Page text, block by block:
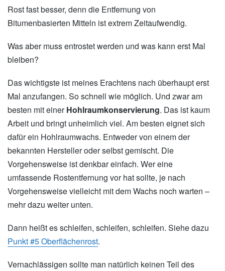
Rost fast besser, denn die Entfernung von
Bitumenbasierten Mitteln ist extrem Zeitaufwendig.
Was aber muss entrostet werden und was kann erst Mal
bleiben?
Das wichtigste ist meines Erachtens nach überhaupt erst
Mal anzufangen. So schnell wie möglich. Und zwar am
besten mit einerHohlraumkonservierung. Das ist kaum
Arbeit und bringt unheimlich viel. Am besten eignet sich
dafür ein Hohlraumwachs. Entweder von einem der
bekannten Hersteller oder selbst gemischt. Die
Vorgehensweise ist denkbar einfach. Wer eine
umfassende Rostentfernung vor hat sollte, je nach
Vorgehensweise vielleicht mit dem Wachs noch warten –
mehr dazu weiter unten.
Dann heißt es schleifen, schleifen, schleifen. Siehe dazu
Punkt #5 Oberflächenrost.
Vernachlässigen sollte man natürlich keinen Teil des